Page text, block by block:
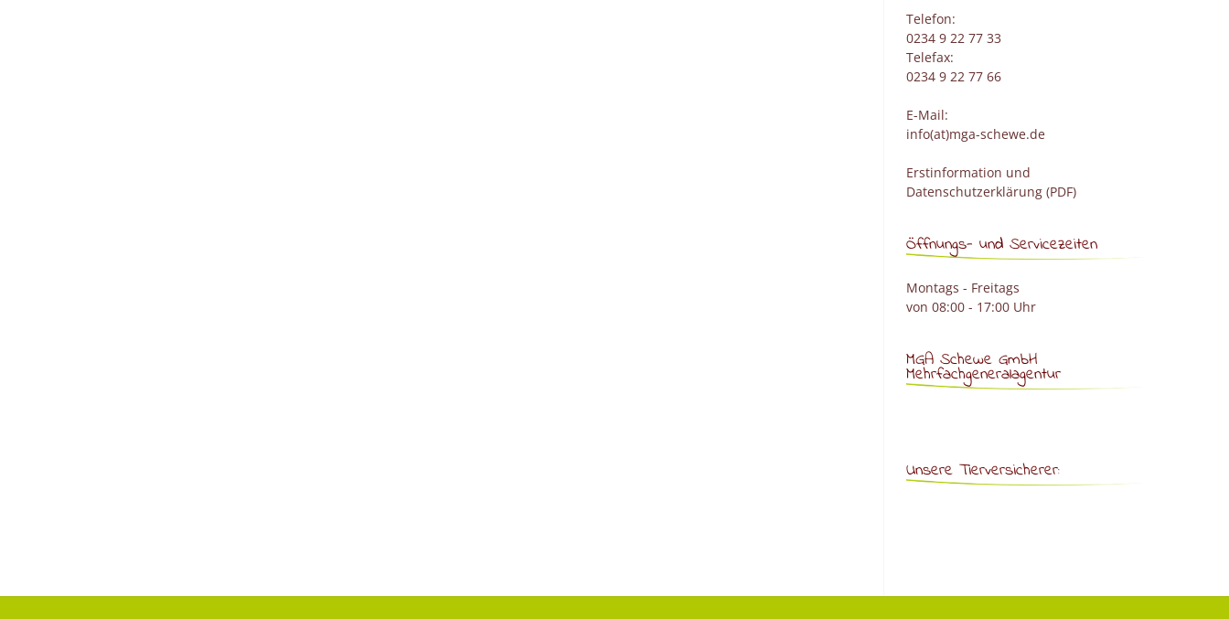
Telefon:
0234 9 22 77 33
Telefax:
0234 9 22 77 66
E-Mail:
info(at)mga-schewe.de
Erstinformation und
Datenschutzerklärung (PDF)
Öffnungs- und Servicezeiten
Montags - Freitags
von 08:00 - 17:00 Uhr
MGA Schewe GmbH
Mehrfachgeneralagentur
Unsere Tierversicherer: